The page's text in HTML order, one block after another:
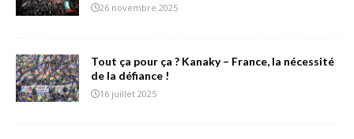
26 novembre 2025
Tout ça pour ça ? Kanaky – France, la nécessité
de la défiance !
16 juillet 2025